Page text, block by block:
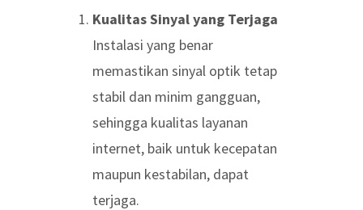
Kualitas Sinyal yang Terjaga
Instalasi yang benar
memastikan sinyal optik tetap
stabil dan minim gangguan,
sehingga kualitas layanan
internet, baik untuk kecepatan
maupun kestabilan, dapat
terjaga.